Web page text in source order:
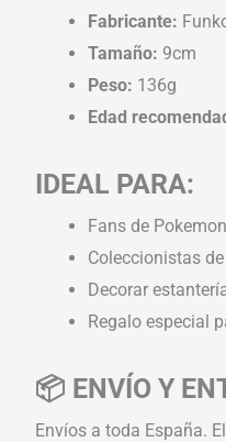
Fabricante:
Tamaño: 9cm
Peso: 136g
Edad
IDEAL PARA:
Fans de
Coleccionistas
Decorar
Regalo especial
📦 ENVÍO Y
Envíos a toda España.